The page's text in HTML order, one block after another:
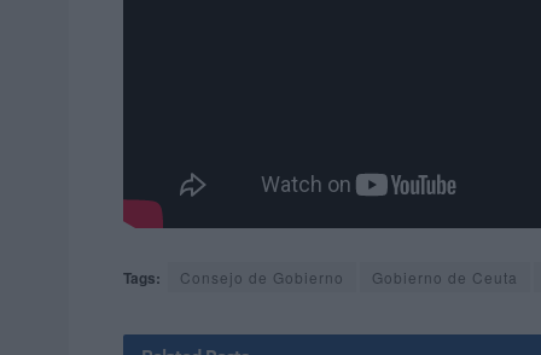
Tags: Consejo de Gobierno Gobierno de Ceuta